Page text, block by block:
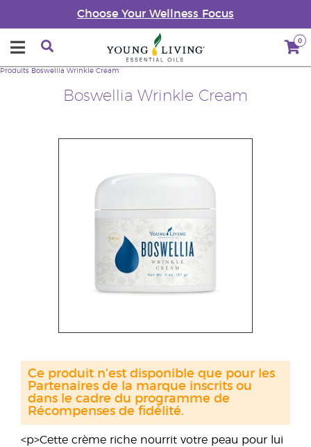
Choose Your Wellness Focus
0
Boswellia Wrinkle Cream
Produits Boswellia Wrinkle Cream
<p>Cette crème riche nourrit votre peau pour lui
Ce produit n'est disponible que pour les
Partenaires de la marque inscrits ou
dans le cadre du programme de
Récompenses de fidélité.